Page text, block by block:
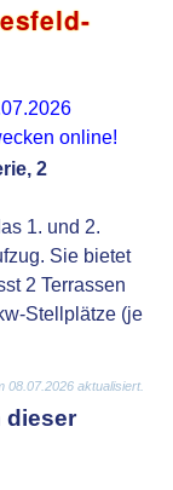
online!
2
1. und 2.
Sie bietet
2 Terrassen
Stellplätze (je
08.07.2026 aktualisiert.
dieser